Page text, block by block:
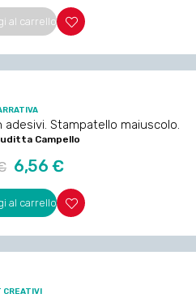
al carrello
Stampatello maiuscolo.
Campello
Prezzo
6,56 €
al carrello
CREATIVI